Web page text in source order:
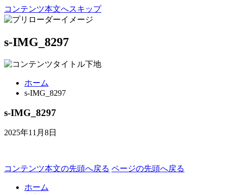
コンテンツ本文へスキップ
s-IMG_8297
ホーム
s-IMG_8297
s-IMG_8297
2025年11月8日
コンテンツ本文の先頭へ戻る ページの先頭へ戻る
ホーム